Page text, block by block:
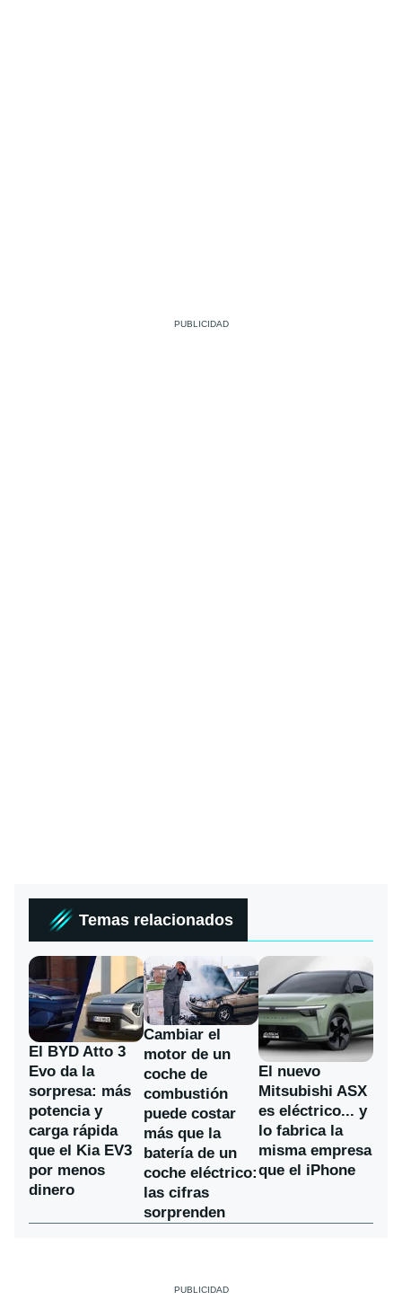
Temas relacionados
El BYD Atto 3
Evo da la
sorpresa: más
potencia y
carga rápida
que el Kia EV3
por menos
dinero
Cambiar el
motor de un
coche de
combustión
puede costar
más que la
batería de un
coche eléctrico:
las cifras
sorprenden
El nuevo
Mitsubishi ASX
es eléctrico... y
lo fabrica la
misma empresa
que el iPhone